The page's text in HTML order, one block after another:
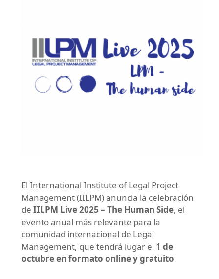
El International Institute of Legal Project
Management (IILPM) anuncia la celebración
de IILPM Live 2025 – The Human Side, el
evento anual más relevante para la
comunidad internacional de Legal
Management, que tendrá lugar el 1 de
octubre en formato online y gratuito.